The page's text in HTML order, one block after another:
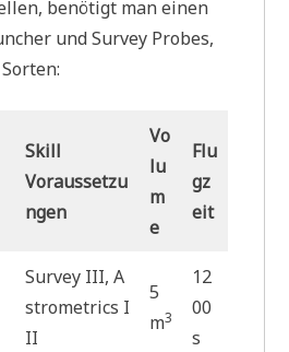
benötigt man einen
und Survey Probes,
Skill
Voraussetzu
ngen
Vo
lu
m
e
Flu
gz
eit
Survey III, A
strometrics I
II
5
m3
12
00
s